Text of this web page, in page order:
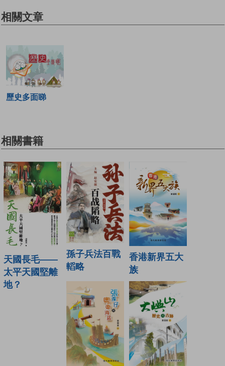
相關文章
歷史多面睇
相關書籍
天國長毛——
太平天國堅離
地？
孫子兵法百戰
轁略
香港新界五大
族